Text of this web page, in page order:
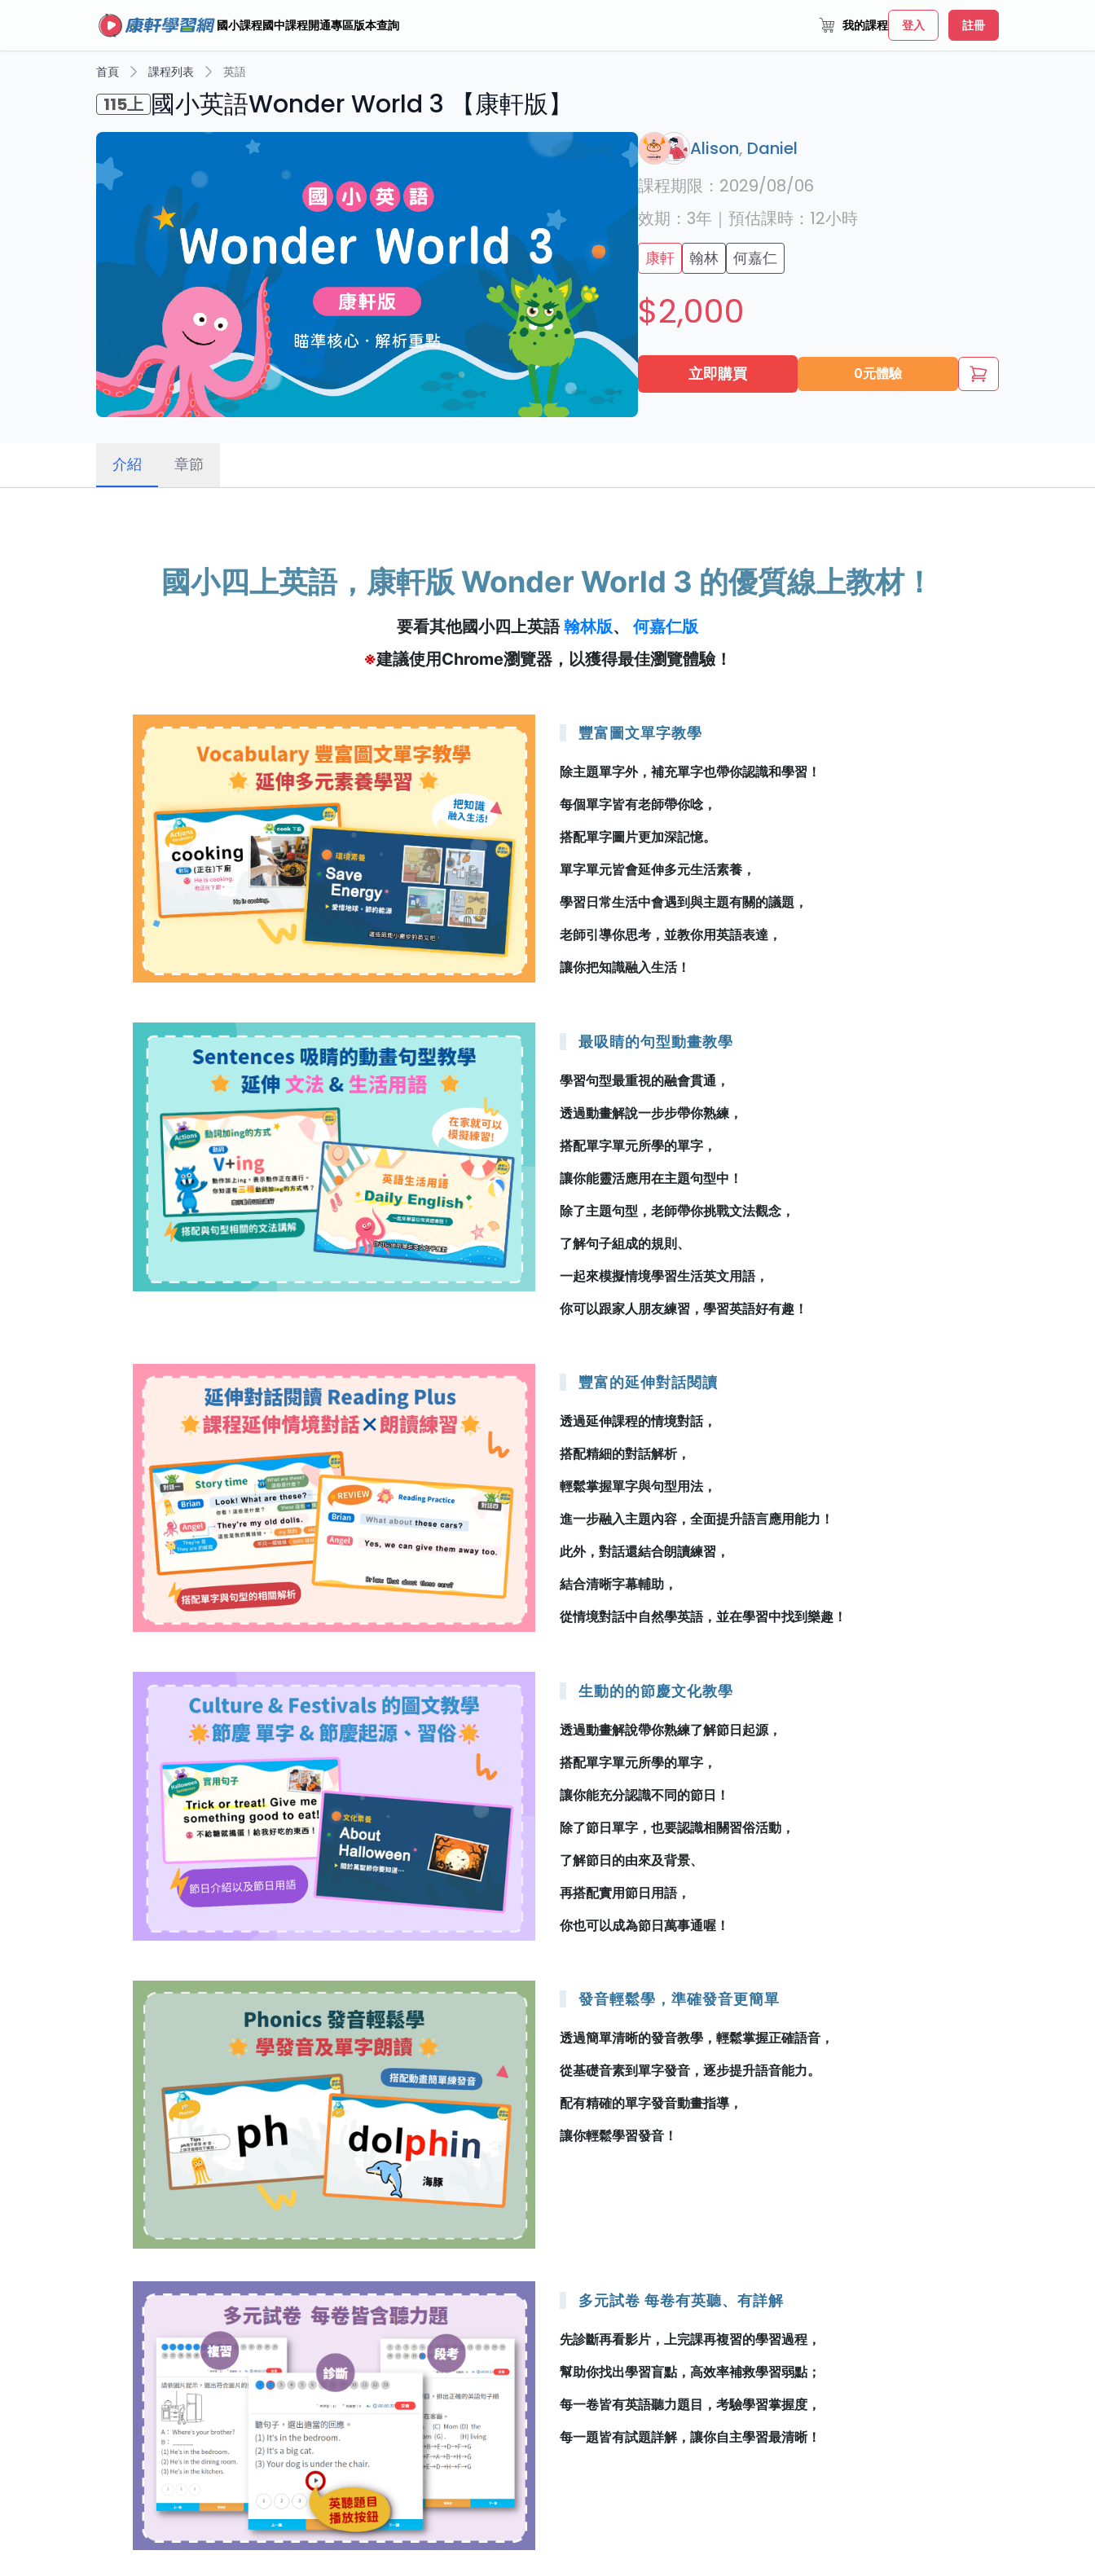
國小課程國中課程開通專區版本查詢 我的課程 登入 註冊
首頁 課程列表 英語
115上 國小英語Wonder World 3 【康軒版】
Alison, Daniel
課程期限： 2029/08/06
效期： 3年 ｜ 預估課時： 12小時
康軒 翰林 何嘉仁
$2,000
立即購買 0元體驗
介紹 章節
國小四上英語，康軒版 Wonder World 3 的優質線上教材！
要看其他國小四上英語翰林版、何嘉仁版
※建議使用Chrome瀏覽器，以獲得最佳瀏覽體驗！
豐富圖文單字教學
除主題單字外，補充單字也帶你認識和學習！
每個單字皆有老師帶你唸，
搭配單字圖片更加深記憶。
單字單元皆會延伸多元生活素養，
學習日常生活中會遇到與主題有關的議題，
老師引導你思考，並教你用英語表達，
讓你把知識融入生活！
最吸睛的句型動畫教學
學習句型最重視的融會貫通，
透過動畫解說一步步帶你熟練，
搭配單字單元所學的單字，
讓你能靈活應用在主題句型中！
除了主題句型，老師帶你挑戰文法觀念，
了解句子組成的規則、
一起來模擬情境學習生活英文用語，
你可以跟家人朋友練習，學習英語好有趣！
豐富的延伸對話閱讀
透過延伸課程的情境對話，
搭配精細的對話解析，
輕鬆掌握單字與句型用法，
進一步融入主題內容，全面提升語言應用能力！
此外，對話還結合朗讀練習，
結合清晰字幕輔助，
從情境對話中自然學英語，並在學習中找到樂趣！
生動的的節慶文化教學
透過動畫解說帶你熟練了解節日起源，
搭配單字單元所學的單字，
讓你能充分認識不同的節日！
除了節日單字，也要認識相關習俗活動，
了解節日的由來及背景、
再搭配實用節日用語，
你也可以成為節日萬事通喔！
發音輕鬆學，準確發音更簡單
透過簡單清晰的發音教學，輕鬆掌握正確語音，
從基礎音素到單字發音，逐步提升語音能力。
配有精確的單字發音動畫指導，
讓你輕鬆學習發音！
多元試卷 每卷有英聽、有詳解
先診斷再看影片，上完課再複習的學習過程，
幫助你找出學習盲點，高效率補救學習弱點；
每一卷皆有英語聽力題目，考驗學習掌握度，
每一題皆有試題詳解，讓你自主學習最清晰！